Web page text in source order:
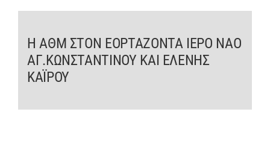
ΤΟ ΠΑΤΡΙΑΡΧΕΙΟ
Η ΑΘΜ ΣΤΟΝ ΕΟΡΤΑΖΟΝΤΑ ΙΕΡΟ ΝΑΟ
ΑΓ.ΚΩΝΣΤΑΝΤΙΝΟΥ ΚΑΙ ΕΛΕΝΗΣ
ΚΑΪΡΟΥ